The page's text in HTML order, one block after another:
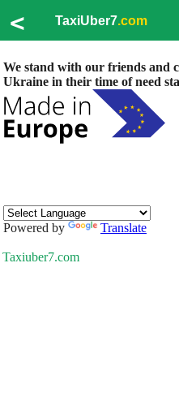
< TaxiUber7.com
We stand with our friends and
Ukraine in their time of need
Powered by Translate
Taxiuber7.com